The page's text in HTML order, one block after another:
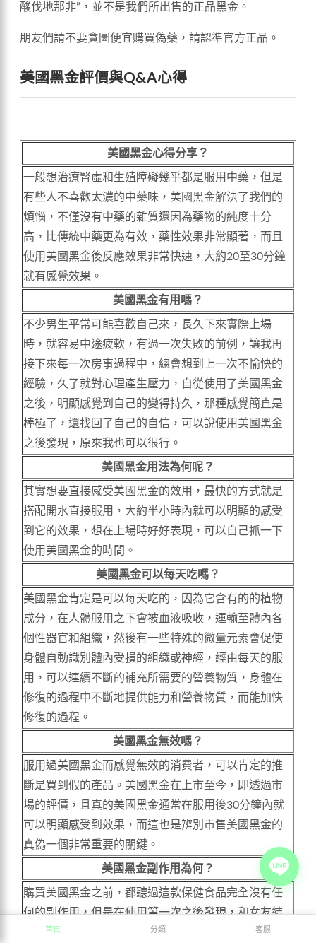
酸伐地那非”，並不是我們所出售的正品黑金。
朋友們請不要貪圖便宜購買偽藥，請認準官方正品。
美國黑金評價與Q&A心得
美國黑金心得分享？
一般想治療腎虛和生殖障礙幾乎都是服用中藥，但是
有些人不喜歡太濃的中藥味，美國黑金解決了我們的
煩惱，不僅沒有中藥的雜質還因為藥物的純度十分
高，比傳統中藥更為有效，藥性效果非常顯著，而且
使用美國黑金後反應效果非常快速，大約20至30分鐘
就有感覺效果。
美國黑金有用嗎？
不少男生平常可能喜歡自己來，長久下來實際上場
時，就容易中途疲軟，有過一次失敗的前例，讓我再
接下來每一次房事過程中，總會想到上一次不愉快的
經驗，久了就對心理產生壓力，自從使用了美國黑金
之後，明顯感覺到自己的變得持久，那種感覺簡直是
棒極了，還找回了自己的自信，可以說使用美國黑金
之後發現，原來我也可以很行。
美國黑金用法為何呢？
其實想要直接感受美國黑金的效用，最快的方式就是
搭配開水直接服用，大約半小時內就可以明顯的感受
到它的效果，想在上場時好好表現，可以自己抓一下
使用美國黑金的時間。
美國黑金可以每天吃嗎？
美國黑金肯定是可以每天吃的，因為它含有的的植物
成分，在人體服用之下會被血液吸收，運輸至體內各
個性器官和組織，然後有一些特殊的微量元素會促使
身體自動識別體內受損的組織或神經，經由每天的服
用，可以連續不斷的補充所需要的營養物質，身體在
修復的過程中不斷地提供能力和營養物質，而能加快
修復的過程。
美國黑金無效嗎？
服用過美國黑金而感覺無效的消費者，可以肯定的推
斷是買到假的產品。美國黑金在上市至今，即透過市
場的評價，且真的美國黑金通常在服用後30分鐘內就
可以明顯感受到效果，而這也是辨別市售美國黑金的
真偽一個非常重要的關鍵。
美國黑金副作用為何？
購買美國黑金之前，都聽過這款保健食品完全沒有任
何的副作用，但是在使用第一次之後發現，和女友結
束了房事，還是感覺很硬，就連射完精都是非常硬的
首頁 分類 客服